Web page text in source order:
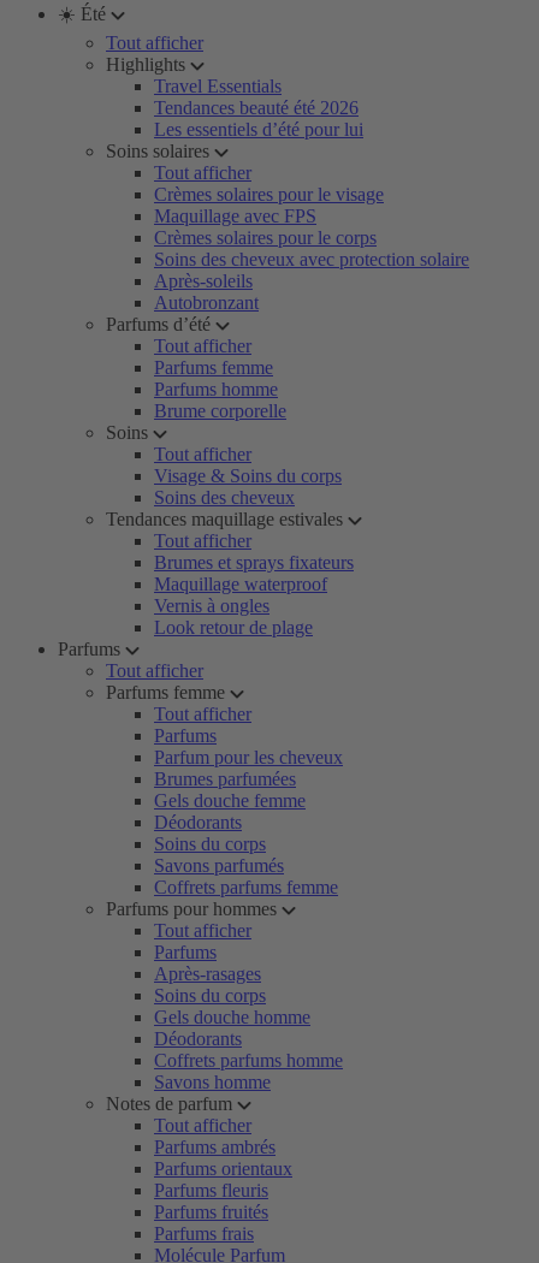
☀️ Été
Tout afficher
Highlights
Travel Essentials
Tendances beauté été 2026
Les essentiels d’été pour lui
Soins solaires
Tout afficher
Crèmes solaires pour le visage
Maquillage avec FPS
Crèmes solaires pour le corps
Soins des cheveux avec protection solaire
Après-soleils
Autobronzant
Parfums d’été
Tout afficher
Parfums femme
Parfums homme
Brume corporelle
Soins
Tout afficher
Visage & Soins du corps
Soins des cheveux
Tendances maquillage estivales
Tout afficher
Brumes et sprays fixateurs
Maquillage waterproof
Vernis à ongles
Look retour de plage
Parfums
Tout afficher
Parfums femme
Tout afficher
Parfums
Parfum pour les cheveux
Brumes parfumées
Gels douche femme
Déodorants
Soins du corps
Savons parfumés
Coffrets parfums femme
Parfums pour hommes
Tout afficher
Parfums
Après-rasages
Soins du corps
Gels douche homme
Déodorants
Coffrets parfums homme
Savons homme
Notes de parfum
Tout afficher
Parfums ambrés
Parfums orientaux
Parfums fleuris
Parfums fruités
Parfums frais
Molécule Parfum